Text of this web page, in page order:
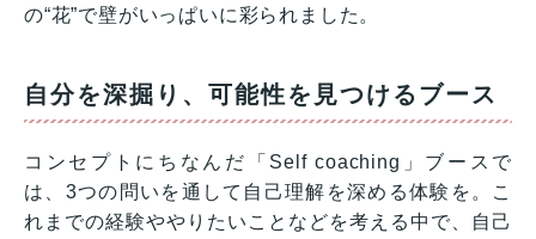
の“花”で壁がいっぱいに彩られました。
自分を深掘り、可能性を見つけるブース
コンセプトにちなんだ「Self coaching」ブースで
は、3つの問いを通して自己理解を深める体験を。こ
れまでの経験ややりたいことなどを考える中で、自己